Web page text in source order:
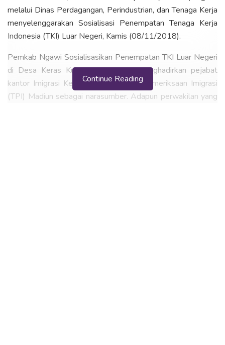
melalui Dinas Perdagangan, Perindustrian, dan Tenaga Kerja
menyelenggarakan Sosialisasi Penempatan Tenaga Kerja
Indonesia (TKI) Luar Negeri, Kamis (08/11/2018).
Pemkab Ngawi Sosialisasikan Penempatan TKI Luar Negeri
di Desa Keras Kulon. Kegiatan ini menghadirkan pejabat
kantor Imigrasi Kelas II Non Tempat Pemeriksaan Imigrasi
(TPI) Madiun sebagai narasumber. Adapun perwakilan yang
Continue Reading